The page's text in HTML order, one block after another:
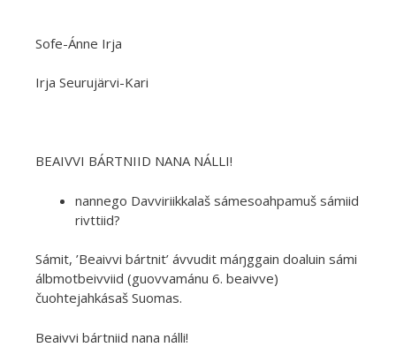
Sofe-Ánne Irja
Irja Seurujärvi-Kari
BEAIVVI BÁRTNIID NANA NÁLLI!
nannego Davviriikkalaš sámesoahpamuš sámiid
rivttiid?
Sámit, ’Beaivvi bártnit’ ávvudit máŋggain doaluin sámi
álbmotbeivviid (guovvamánu 6. beaivve)
čuohtejahkásaš Suomas.
Beaivvi bártniid nana nálli!